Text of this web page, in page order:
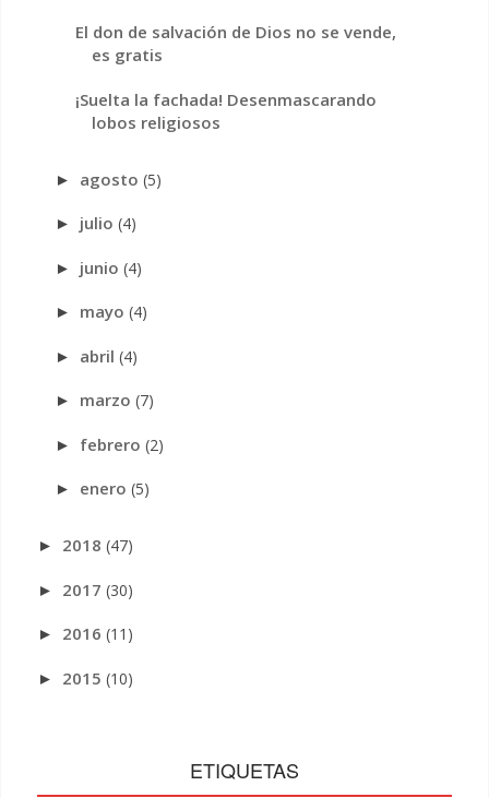
El don de salvación de Dios no se vende,
es gratis
¡Suelta la fachada! Desenmascarando
lobos religiosos
► agosto(5)
► julio(4)
► junio(4)
► mayo(4)
► abril(4)
► marzo(7)
► febrero(2)
► enero(5)
► 2018 (47)
► 2017 (30)
► 2016 (11)
► 2015 (10)
ETIQUETAS